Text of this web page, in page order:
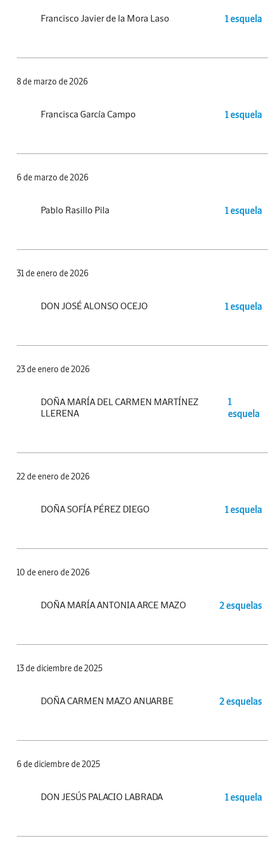
Francisco Javier de la Mora Laso 1 esquela
8 de marzo de 2026
Francisca García Campo 1 esquela
6 de marzo de 2026
Pablo Rasillo Pila 1 esquela
31 de enero de 2026
DON JOSÉ ALONSO OCEJO 1 esquela
23 de enero de 2026
DOÑA MARÍA DEL CARMEN MARTÍNEZ
LLERENA
1
esquela
22 de enero de 2026
DOÑA SOFÍA PÉREZ DIEGO 1 esquela
10 de enero de 2026
DOÑA MARÍA ANTONIA ARCE MAZO 2 esquelas
13 de diciembre de 2025
DOÑA CARMEN MAZO ANUARBE 2 esquelas
6 de diciembre de 2025
DON JESÚS PALACIO LABRADA 1 esquela